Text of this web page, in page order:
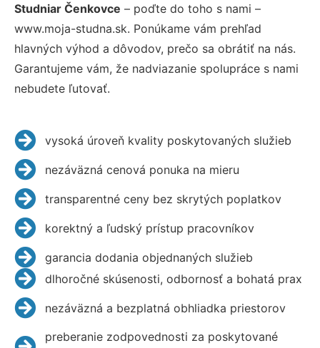
Studniar Čenkovce – poďte do toho s nami –
www.moja-studna.sk. Ponúkame vám prehľad
hlavných výhod a dôvodov, prečo sa obrátiť na nás.
Garantujeme vám, že nadviazanie spolupráce s nami
nebudete ľutovať.
vysoká úroveň kvality poskytovaných služieb
nezáväzná cenová ponuka na mieru
transparentné ceny bez skrytých poplatkov
korektný a ľudský prístup pracovníkov
garancia dodania objednaných služieb
dlhoročné skúsenosti, odbornosť a bohatá prax
nezáväzná a bezplatná obhliadka priestorov
preberanie zodpovednosti za poskytované